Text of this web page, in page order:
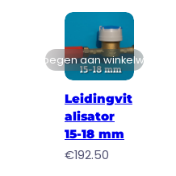
Toevoegen aan winkelwagen
Leidingvit
alisator
15-18 mm
€192.50